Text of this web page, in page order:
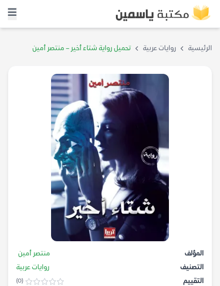
الرئيسية روايات عربية تحميل رواية شتاء أخير – منتصر أمين
المؤلف
منتصر أمين
التصنيف
روايات عربية
التقييم
(0)